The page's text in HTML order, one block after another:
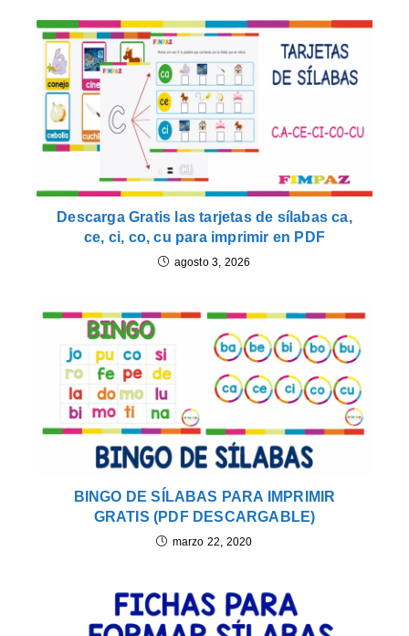
Descarga Gratis las tarjetas de sílabas ca,
ce, ci, co, cu para imprimir en PDF
agosto 3, 2026
BINGO DE SÍLABAS PARA IMPRIMIR
GRATIS (PDF DESCARGABLE)
marzo 22, 2020